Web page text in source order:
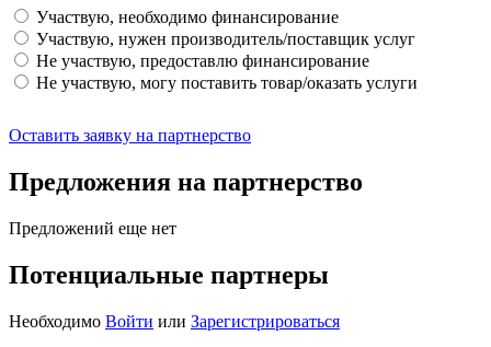
Участвую, необходимо финансирование
Участвую, нужен производитель/поставщик услуг
Не участвую, предоставлю финансирование
Не участвую, могу поставить товар/оказать услуги
Оставить заявку на партнерство
Предложения на партнерство
Предложений еще нет
Потенциальные партнеры
Необходимо Войти или Зарегистрироваться